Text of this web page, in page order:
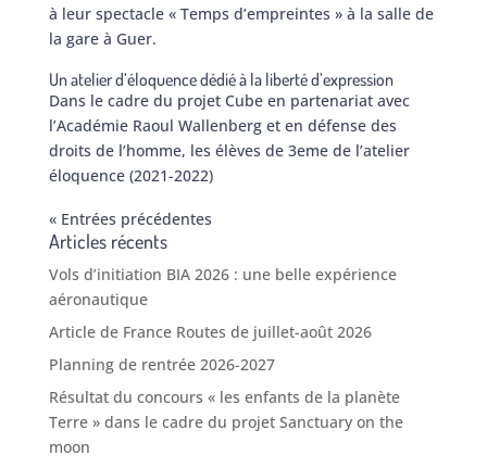
à leur spectacle « Temps d’empreintes » à la salle de
la gare à Guer.
Un atelier d’éloquence dédié à la liberté d’expression
Dans le cadre du projet Cube en partenariat avec
l’Académie Raoul Wallenberg et en défense des
droits de l’homme, les élèves de 3eme de l’atelier
éloquence (2021-2022)
« Entrées précédentes
Articles récents
Vols d’initiation BIA 2026 : une belle expérience
aéronautique
Article de France Routes de juillet-août 2026
Planning de rentrée 2026-2027
Résultat du concours « les enfants de la planète
Terre » dans le cadre du projet Sanctuary on the
moon